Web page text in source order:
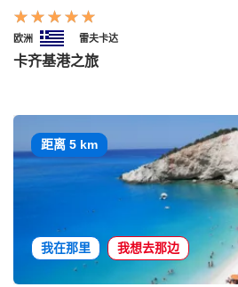
欧洲 雷夫卡达
卡齐基港之旅
距离 5 km
我在那里 我想去那边